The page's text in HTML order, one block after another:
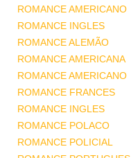
ROMANCE AMERICANO
ROMANCE INGLES
ROMANCE ALEMÃO
ROMANCE AMERICANA
ROMANCE AMERICANO
ROMANCE FRANCES
ROMANCE INGLES
ROMANCE POLACO
ROMANCE POLICIAL